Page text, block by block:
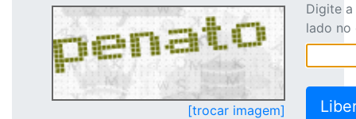
[trocar imagem]
Digite
lado no